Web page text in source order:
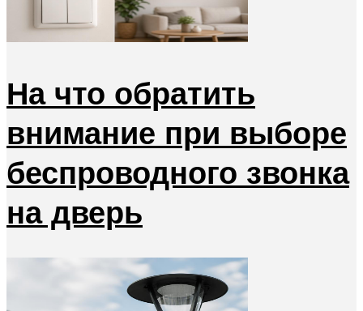
На что обратить
внимание при выборе
беспроводного звонка
на дверь